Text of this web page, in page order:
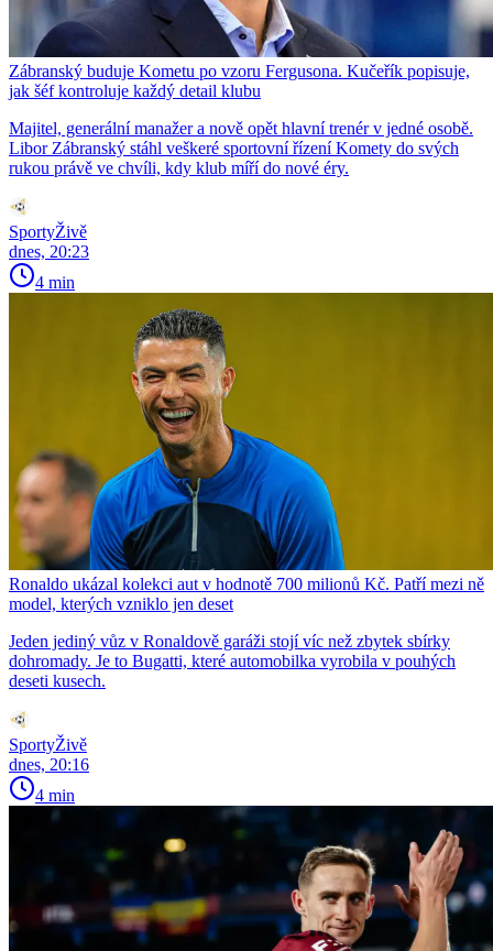
Zábranský buduje Kometu po vzoru Fergusona. Kučeřík popisuje,
jak šéf kontroluje každý detail klubu
Majitel, generální manažer a nově opět hlavní trenér v jedné osobě.
Libor Zábranský stáhl veškeré sportovní řízení Komety do svých
rukou právě ve chvíli, kdy klub míří do nové éry.
SportyŽivě
dnes, 20:23
4 min
Ronaldo ukázal kolekci aut v hodnotě 700 milionů Kč. Patří mezi ně
model, kterých vzniklo jen deset
Jeden jediný vůz v Ronaldově garáži stojí víc než zbytek sbírky
dohromady. Je to Bugatti, které automobilka vyrobila v pouhých
deseti kusech.
SportyŽivě
dnes, 20:16
4 min